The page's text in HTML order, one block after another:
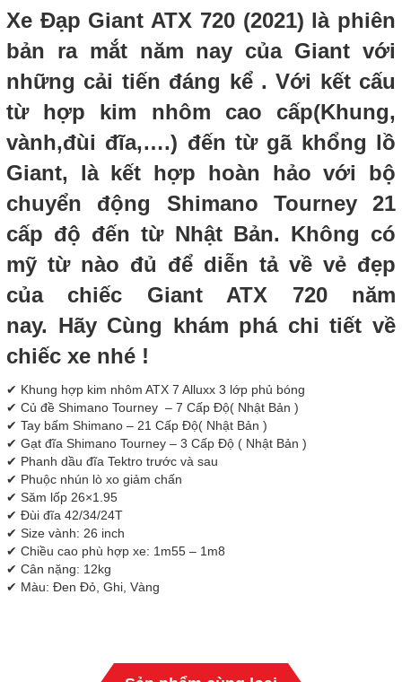
Xe Đạp Giant ATX 720 (2021) là phiên
bản ra mắt năm nay của Giant với
những cải tiến đáng kể . Với kết cấu
từ hợp kim nhôm cao cấp(Khung,
vành,đùi đĩa,….) đến từ gã khổng lồ
Giant, là kết hợp hoàn hảo với bộ
chuyển động Shimano Tourney 21
cấp độ đến từ Nhật Bản. Không có
mỹ từ nào đủ để diễn tả về vẻ đẹp
của chiếc Giant ATX 720 năm
nay. Hãy Cùng khám phá chi tiết về
chiếc xe nhé !
✔ Khung hợp kim nhôm ATX 7 Alluxx 3 lớp phủ bóng
✔ Củ đề Shimano Tourney – 7 Cấp Độ( Nhật Bản )
✔ Tay bấm Shimano – 21 Cấp Độ( Nhật Bản )
✔ Gạt đĩa Shimano Tourney – 3 Cấp Độ ( Nhật Bản )
✔ Phanh dầu đĩa Tektro trước và sau
✔ Phuộc nhún lò xo giảm chấn
✔ Săm lốp 26×1.95
✔ Đùi đĩa 42/34/24T
✔ Size vành: 26 inch
✔ Chiều cao phù hợp xe: 1m55 – 1m8
✔ Cân nặng: 12kg
✔ Màu: Đen Đỏ, Ghi, Vàng